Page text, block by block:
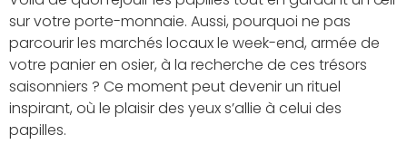
sur votre porte-monnaie. Aussi, pourquoi ne pas
parcourir les marchés locaux le week-end, armée de
votre panier en osier, à la recherche de ces trésors
saisonniers ? Ce moment peut devenir un rituel
inspirant, où le plaisir des yeux s’allie à celui des
papilles.